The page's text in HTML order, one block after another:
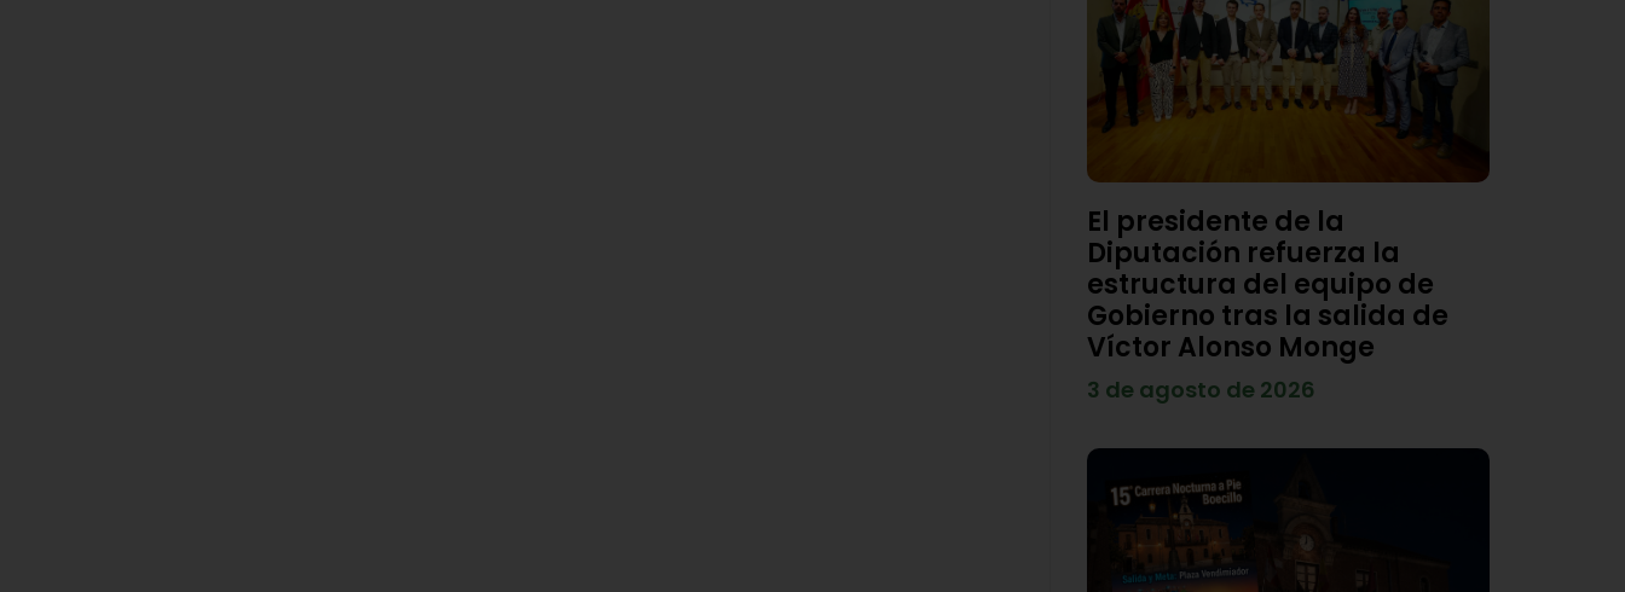
El presidente de la
Diputación refuerza la
estructura del equipo de
Gobierno tras la salida de
Víctor Alonso Monge
3 de agosto de 2026